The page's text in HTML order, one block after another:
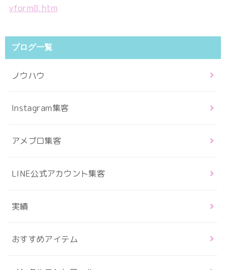
yform8.htm
ブログ一覧
ノウハウ
Instagram集客
アメブロ集客
LINE公式アカウント集客
実績
おすすめアイテム